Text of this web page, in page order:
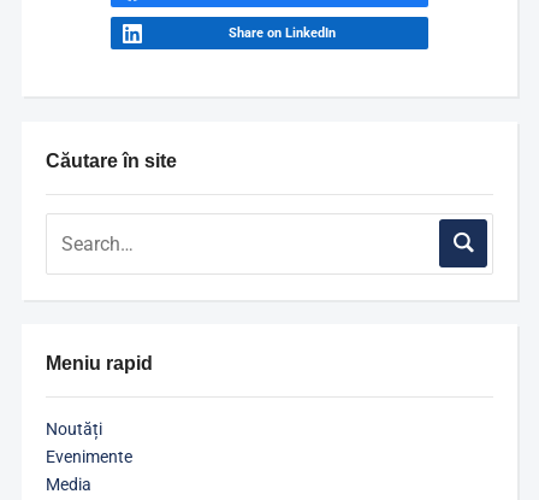
Căutare în site
Meniu rapid
Noutăți
Evenimente
Media
Share on LinkedIn